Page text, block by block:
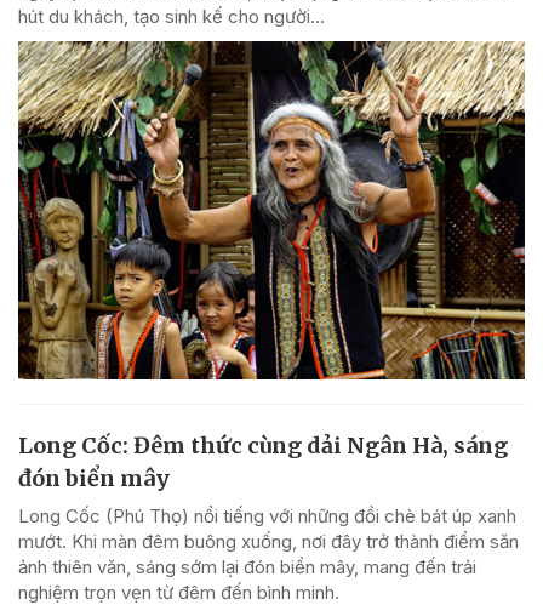
hút du khách, tạo sinh kế cho người...
Long Cốc: Đêm thức cùng dải Ngân Hà, sáng
đón biển mây
Long Cốc (Phú Thọ) nổi tiếng với những đồi chè bát úp xanh
mướt. Khi màn đêm buông xuống, nơi đây trở thành điểm săn
ảnh thiên văn, sáng sớm lại đón biển mây, mang đến trải
nghiệm trọn vẹn từ đêm đến bình minh.